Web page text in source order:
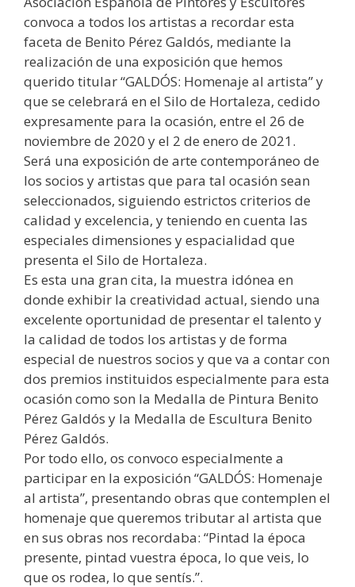
convoca a todos los artistas a recordar esta
faceta de Benito Pérez Galdós, mediante la
realización de una exposición que hemos
querido titular “GALDÓS: Homenaje al artista” y
que se celebrará en el Silo de Hortaleza, cedido
expresamente para la ocasión, entre el 26 de
noviembre de 2020 y el 2 de enero de 2021.
Será una exposición de arte contemporáneo de
los socios y artistas que para tal ocasión sean
seleccionados, siguiendo estrictos criterios de
calidad y excelencia, y teniendo en cuenta las
especiales dimensiones y espacialidad que
presenta el Silo de Hortaleza.
Es esta una gran cita, la muestra idónea en
donde exhibir la creatividad actual, siendo una
excelente oportunidad de presentar el talento y
la calidad de todos los artistas y de forma
especial de nuestros socios y que va a contar con
dos premios instituidos especialmente para esta
ocasión como son la Medalla de Pintura Benito
Pérez Galdós y la Medalla de Escultura Benito
Pérez Galdós.
Por todo ello, os convoco especialmente a
participar en la exposición “GALDÓS: Homenaje
al artista”, presentando obras que contemplen el
homenaje que queremos tributar al artista que
en sus obras nos recordaba: “Pintad la época
presente, pintad vuestra época, lo que veis, lo
que os rodea, lo que sentís.”.